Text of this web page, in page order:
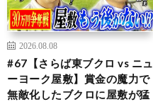
2026.08.08
#67【さらば東ブクロ vs ニュ
ーヨーク屋敷】賞金の魔力で
無敵化したブクロに屋敷が猛